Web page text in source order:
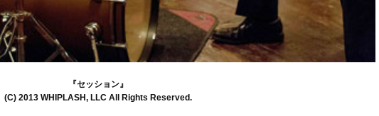
『セッション』
(C) 2013 WHIPLASH, LLC All Rights Reserved.